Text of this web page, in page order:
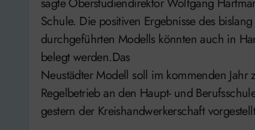
Schule. Die positiven Ergebnisse des
durchgeführten Modells könnten auch in
belegt werden.Das
Neustädter Modell soll im kommenden Jahr
Regelbetrieb an den Haupt- und
gestern der Kreishandwerkerschaft